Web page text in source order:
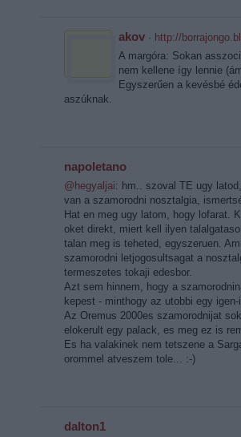
akov · http://
A margóra: Sokan
nem kellene így lennie
Egyszerűen a kevésbé
aszúknak.
napoletano
@hegyaljai: hm.. szoval TE ugy
van a szamorodni nosztalgia,
Hat en meg ugy latom, hogy lofarat.
oket direkt, miert kell ilyen
talan meg is teheted, egyszeruen.
szamorodni letjogosultsagat a
termeszetes tokaji edesbor.
Azt sem hinnem, hogy a
kepest - minthogy az utobbi egy
Az Oremus 2000es szamorodnijat
elokerult egy palack, es meg ez is
Es ha valakinek nem tetszene a
orommel atveszem tole... :-)
dalton1